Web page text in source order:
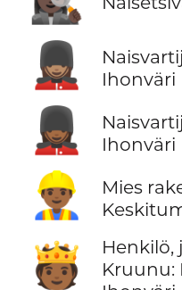
💂🏽‍♀️
Ihonväri
💂🏾‍♀️
Ihonväri
👷🏾‍♂️
Mies
🫅🏾
Henkilö,
Kruunu: